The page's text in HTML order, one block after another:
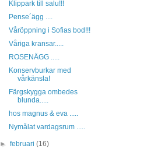
Klippark till salu!!!
Pense´ägg ....
Våröppning i Sofias bod!!!
Våriga kransar.....
ROSENÄGG .....
Konservburkar med
vårkänsla!
Färgskygga ombedes
blunda.....
hos magnus & eva .....
Nymålat vardagsrum .....
►februari(16)